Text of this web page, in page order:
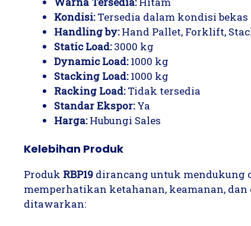
Kondisi:Tersedia dalam kondisi bekas
Handling by:Hand Pallet, Forklift,
Static Load:3000 kg
Dynamic Load:1000 kg
Stacking Load:1000 kg
Racking Load:Tidak tersedia
Standar Ekspor:Ya
Harga:Hubungi Sales
Kelebihan Produk
Produk RBP19 dirancang untuk mendukung
memperhatikan ketahanan, keamanan,
ditawarkan: